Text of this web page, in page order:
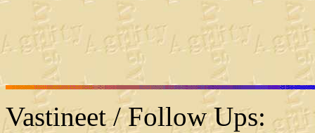
Vastineet / Follow Ups: